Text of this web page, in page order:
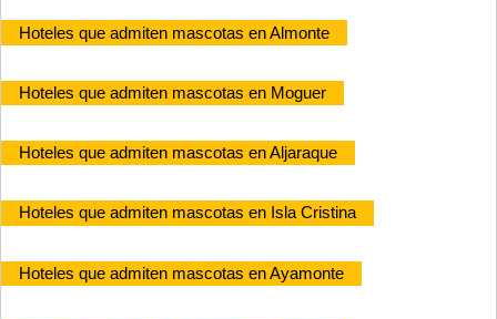
Hoteles que admiten mascotas en Almonte
Hoteles que admiten mascotas en Moguer
Hoteles que admiten mascotas en Aljaraque
Hoteles que admiten mascotas en Isla Cristina
Hoteles que admiten mascotas en Ayamonte